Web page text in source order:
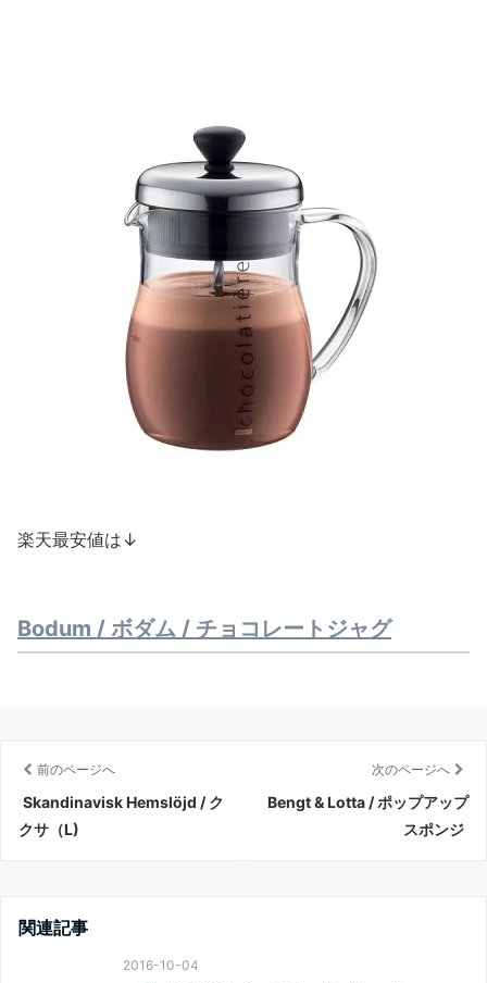
楽天最安値は↓
Bodum / ボダム / チョコレートジャグ
前のページへ
Skandinavisk Hemslöjd / ク
クサ（L)
次のページへ
Bengt & Lotta / ポップアップ
スポンジ
関連記事
2016-10-04